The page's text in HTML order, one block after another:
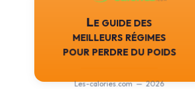
Le guide des
meilleurs régimes
pour perdre du poids
Les-calories.com — 2026